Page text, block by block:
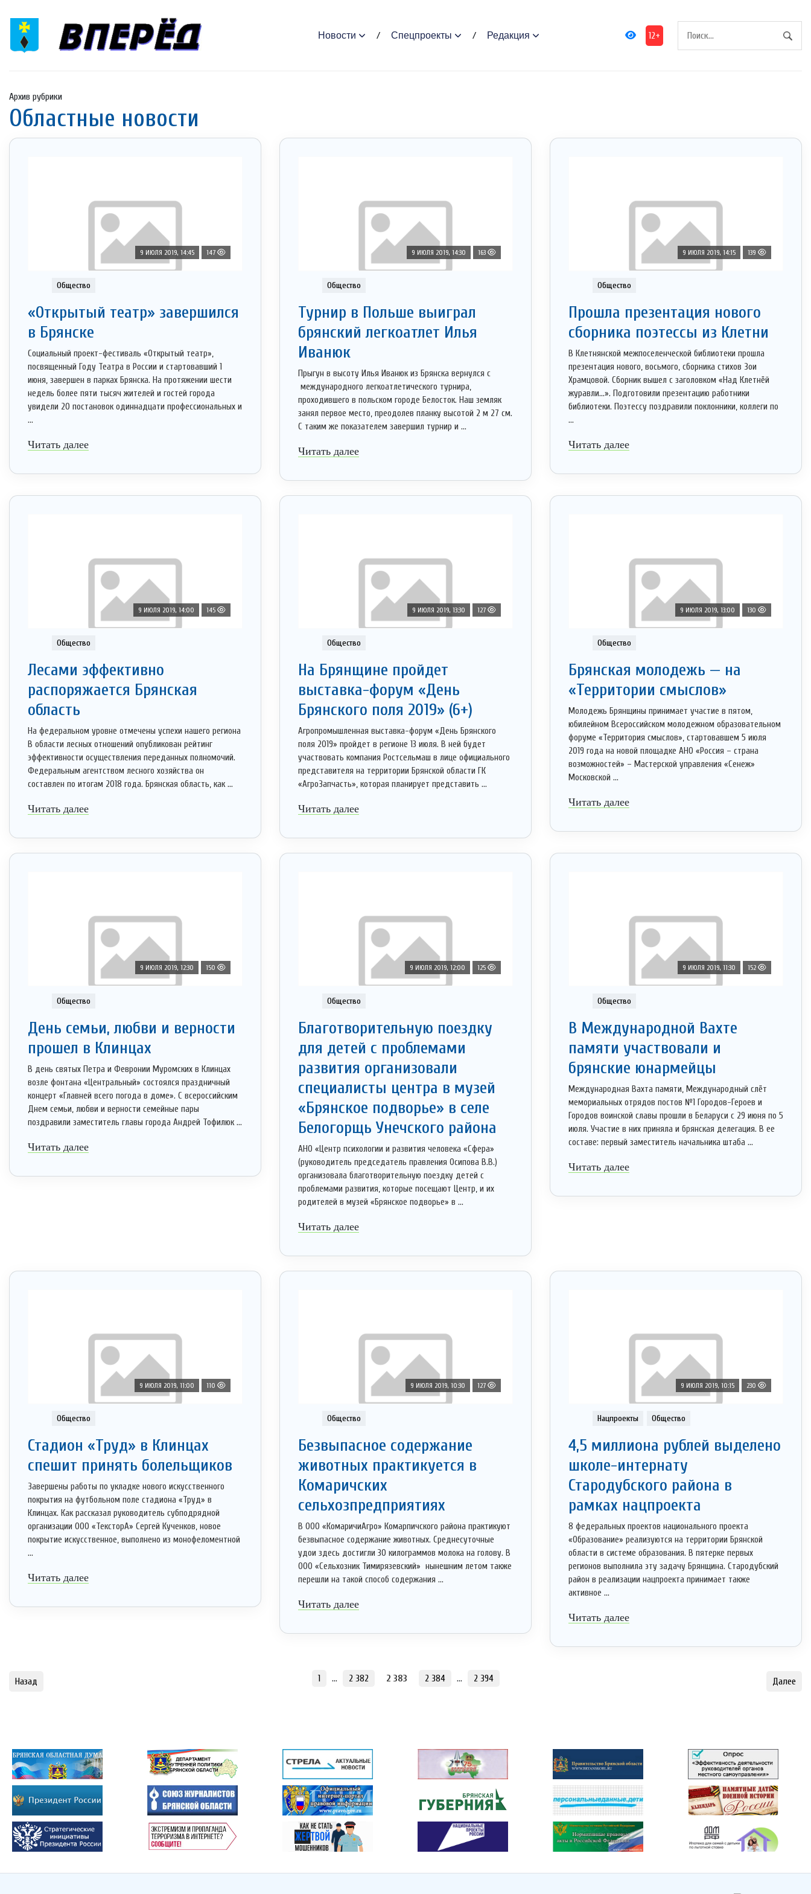
Новости Спецпроекты Редакция 12+
Архив рубрики
Областные новости
9 ИЮЛЯ 2019, 14:45 147
Общество
«Открытый театр» завершился
в Брянске
Социальный проект-фестиваль «Открытый театр»,
посвященный Году Театра в России и стартовавший 1
июня, завершен в парках Брянска. На протяжении шести
недель более пяти тысяч жителей и гостей города
увидели 20 постановок одиннадцати профессиональных и
...
Читать далее
9 ИЮЛЯ 2019, 14:30 163
Общество
Турнир в Польше выиграл
брянский легкоатлет Илья
Иванюк
Прыгун в высоту Илья Иванюк из Брянска вернулся с
международного легкоатлетического турнира,
проходившего в польском городе Белосток. Наш земляк
занял первое место, преодолев планку высотой 2 м 27 см.
С таким же показателем завершил турнир и ...
Читать далее
9 ИЮЛЯ 2019, 14:15 139
Общество
Прошла презентация нового
сборника поэтессы из Клетни
В Клетнянской межпоселенческой библиотеки прошла
презентация нового, восьмого, сборника стихов Зои
Храмцовой. Сборник вышел с заголовком «Над Клетнёй
журавли…». Подготовили презентацию работники
библиотеки. Поэтессу поздравили поклонники, коллеги по
...
Читать далее
9 ИЮЛЯ 2019, 14:00 145
Общество
Лесами эффективно
распоряжается Брянская
область
На федеральном уровне отмечены успехи нашего региона
В области лесных отношений опубликован рейтинг
эффективности осуществления переданных полномочий.
Федеральным агентством лесного хозяйства он
составлен по итогам 2018 года. Брянская область, как ...
Читать далее
9 ИЮЛЯ 2019, 13:30 127
Общество
На Брянщине пройдет
выставка-форум «День
Брянского поля 2019» (6+)
Агропромышленная выставка-форум «День Брянского
поля 2019» пройдет в регионе 13 июля. В ней будет
участвовать компания Ростсельмаш в лице официального
представителя на территории Брянской области ГК
«АгроЗапчасть», которая планирует представить ...
Читать далее
9 ИЮЛЯ 2019, 13:00 130
Общество
Брянская молодежь — на
«Территории смыслов»
Молодежь Брянщины принимает участие в пятом,
юбилейном Всероссийском молодежном образовательном
форуме «Территория смыслов», стартовавшем 5 июля
2019 года на новой площадке АНО «Россия – страна
возможностей» – Мастерской управления «Сенеж»
Московской ...
Читать далее
9 ИЮЛЯ 2019, 12:30 150
Общество
День семьи, любви и верности
прошел в Клинцах
В день святых Петра и Февронии Муромских в Клинцах
возле фонтана «Центральный» состоялся праздничный
концерт «Главней всего погода в доме». С всероссийским
Днем семьи, любви и верности семейные пары
поздравили заместитель главы города Андрей Тофилюк ...
Читать далее
9 ИЮЛЯ 2019, 12:00 125
Общество
Благотворительную поездку
для детей с проблемами
развития организовали
специалисты центра в музей
«Брянское подворье» в селе
Белогорщь Унечского района
АНО «Центр психологии и развития человека «Сфера»
(руководитель председатель правления Осипова В.В.)
организовала благотворительную поездку детей с
проблемами развития, которые посещают Центр, и их
родителей в музей «Брянское подворье» в ...
Читать далее
9 ИЮЛЯ 2019, 11:30 152
Общество
В Международной Вахте
памяти участвовали и
брянские юнармейцы
Международная Вахта памяти, Международный слёт
мемориальных отрядов постов №1 Городов-Героев и
Городов воинской славы прошли в Беларуси с 29 июня по 5
июля. Участие в них приняла и брянская делегация. В ее
составе: первый заместитель начальника штаба ...
Читать далее
9 ИЮЛЯ 2019, 11:00 110
Общество
Стадион «Труд» в Клинцах
спешит принять болельщиков
Завершены работы по укладке нового искусственного
покрытия на футбольном поле стадиона «Труд» в
Клинцах. Как рассказал руководитель субподрядной
организации ООО «ТексторА» Сергей Кученков, новое
покрытие искусственное, выполнено из монофеломентной
...
Читать далее
9 ИЮЛЯ 2019, 10:30 127
Общество
Безвыпасное содержание
животных практикуется в
Комаричских
сельхозпредприятиях
В ООО «КомаричиАгро» Комарпичского района практикуют
безвыпасное содержание животных. Среднесуточные
удои здесь достигли 30 килограммов молока на голову. В
ООО «Сельхозник Тимирязевский» нынешним летом также
перешли на такой способ содержания ...
Читать далее
9 ИЮЛЯ 2019, 10:15 230
Нацпроекты Общество
4,5 миллиона рублей выделено
школе-интернату
Стародубского района в
рамках нацпроекта
8 федеральных проектов национального проекта
«Образование» реализуются на территории Брянской
области в системе образования. В пятерке первых
регионов выполнила эту задачу Брянщина. Стародубский
район в реализации нацпроекта принимает также
активное ...
Читать далее
Назад 1 … 2 382 2 383 2 384 … 2 394 Далее